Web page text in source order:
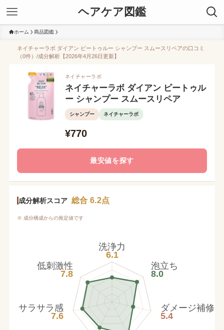
ヘアケア図鑑
ホーム 商品図鑑
ネイチャーラボ ダイアン ビートゥルー シャンプー スムースリペアの口コミ
（0件）/成分解析【2026年4月26日更新】
ネイチャーラボ
ネイチャーラボ ダイアン ビートゥル
ー シャンプー スムースリペア
シャンプー ネイチャーラボ
¥770
最安値を探す
成分解析スコア 総合 6.2点
※ 成分構成からの推定値です
洗浄力
6.1
泡立ち
8.0
ダメージ補修
5.4
サラサラ感
7.6
低刺激性
7.8